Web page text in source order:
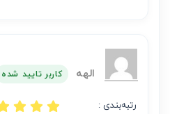
الهه کاربر تایید شده
رتبه‌بندی :